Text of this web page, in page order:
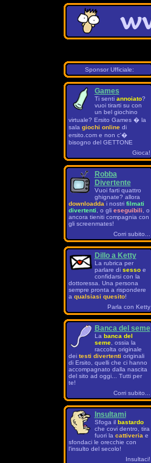
Sponsor Ufficiale:
Games
Ti senti annoiato?
vuoi tirarti su con
un bel giochino
virtuale? Ersito Games � la
sala giochi onlinedi
ersito.com e non c'�
bisogno del GETTONE
Gioca!
Robba
Divertente
Vuoi farti quattro
ghignate? allora
downloadda i nostri filmati
divertenti , o gli eseguibili , o
ancora tieniti compagnia con
gli screenmates!
Corri subito...
Dillo a Ketty
La rubrica per
parlare di sessoe
confidarsi con la
dottoressa. Una persona
sempre pronta a rispondere
a qualsiasi quesito!
Parla con Ketty
Banca del seme
La banca del
seme, ossia la
raccolta originale
dei testi divertenti originali
di Ersito, quelli che ci hanno
accompagnato dalla nascita
del sito ad oggi... Tutti per
te!
Corri subito...
Insultami
Sfoga il bastardo
che covi dentro, tira
fuori la cattiveria e
sfondaci le orecchie con
l'insulto del secolo!
Insultaci!